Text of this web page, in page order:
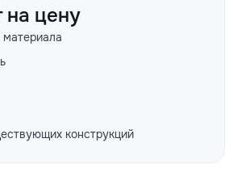
на цену
материала
конструкций